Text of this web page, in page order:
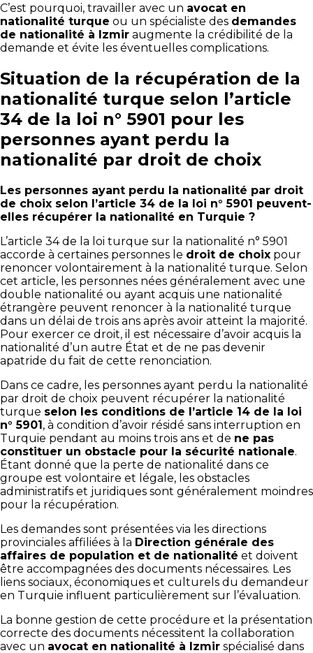
C’est pourquoi, travailler avec un avocat en
nationalité turque ou un spécialiste des demandes
de nationalité à Izmir augmente la crédibilité de la
demande et évite les éventuelles complications.
Situation de la récupération de la
nationalité turque selon l’article
34 de la loi n° 5901 pour les
personnes ayant perdu la
nationalité par droit de choix
Les personnes ayant perdu la nationalité par droit
de choix selon l’article 34 de la loi n° 5901 peuvent-
elles récupérer la nationalité en Turquie ?
L’article 34 de la loi turque sur la nationalité n° 5901
accorde à certaines personnes le droit de choix pour
renoncer volontairement à la nationalité turque. Selon
cet article, les personnes nées généralement avec une
double nationalité ou ayant acquis une nationalité
étrangère peuvent renoncer à la nationalité turque
dans un délai de trois ans après avoir atteint la majorité.
Pour exercer ce droit, il est nécessaire d’avoir acquis la
nationalité d’un autre État et de ne pas devenir
apatride du fait de cette renonciation.
Dans ce cadre, les personnes ayant perdu la nationalité
par droit de choix peuvent récupérer la nationalité
turque selon les conditions de l’article 14 de la loi
n° 5901, à condition d’avoir résidé sans interruption en
Turquie pendant au moins trois ans et de ne pas
constituer un obstacle pour la sécurité nationale.
Étant donné que la perte de nationalité dans ce
groupe est volontaire et légale, les obstacles
administratifs et juridiques sont généralement moindres
pour la récupération.
Les demandes sont présentées via les directions
provinciales affiliées à la Direction générale des
affaires de population et de nationalité et doivent
être accompagnées des documents nécessaires. Les
liens sociaux, économiques et culturels du demandeur
en Turquie influent particulièrement sur l’évaluation.
La bonne gestion de cette procédure et la présentation
correcte des documents nécessitent la collaboration
avec un avocat en nationalité à Izmir spécialisé dans